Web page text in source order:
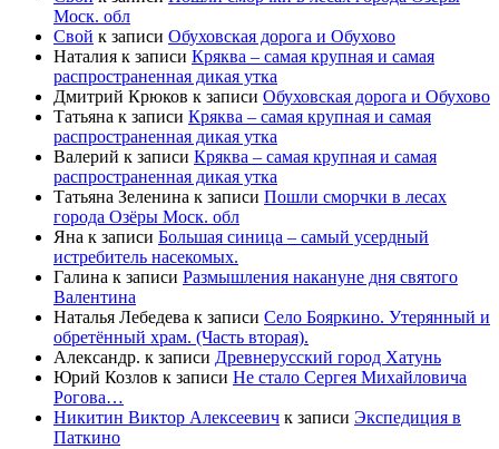
Моск. обл
Свой к записи Обуховская дорога и Обухово
Наталия к записи Кряква – самая крупная и самая
распространенная дикая утка
Дмитрий Крюков к записи Обуховская дорога и Обухово
Татьяна к записи Кряква – самая крупная и самая
распространенная дикая утка
Валерий к записи Кряква – самая крупная и самая
распространенная дикая утка
Татьяна Зеленина к записи Пошли сморчки в лесах
города Озёры Моск. обл
Яна к записи Большая синица – самый усердный
истребитель насекомых.
Галина к записи Размышления накануне дня святого
Валентина
Наталья Лебедева к записи Село Бояркино. Утерянный и
обретённый храм. (Часть вторая).
Александр. к записи Древнерусский город Хатунь
Юрий Козлов к записи Не стало Сергея Михайловича
Рогова…
Никитин Виктор Алексеевич к записи Экспедиция в
Паткино